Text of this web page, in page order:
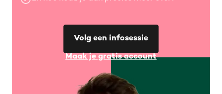
Volg een infosessie
Maak je gratis account